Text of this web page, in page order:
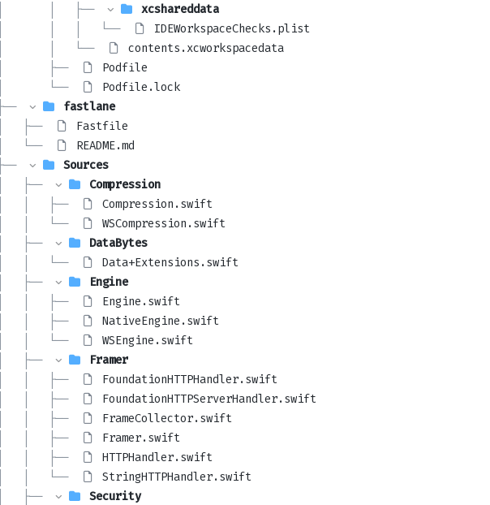
│       │   ├──
xcshareddata
│       │   │   └──
IDEWorkspaceChecks.plist
│       │   └──
contents.xcworkspacedata
│       ├──
Podfile
│       └──
Podfile.lock
├──
fastlane
│   ├──
Fastfile
│   └──
README.md
├──
Sources
│   ├──
Compression
│   │   ├──
Compression.swift
│   │   └──
WSCompression.swift
│   ├──
DataBytes
│   │   └──
Data+Extensions.swift
│   ├──
Engine
│   │   ├──
Engine.swift
│   │   ├──
NativeEngine.swift
│   │   └──
WSEngine.swift
│   ├──
Framer
│   │   ├──
FoundationHTTPHandler.swift
│   │   ├──
FoundationHTTPServerHandler.swift
│   │   ├──
FrameCollector.swift
│   │   ├──
Framer.swift
│   │   ├──
HTTPHandler.swift
│   │   └──
StringHTTPHandler.swift
│   ├──
Security